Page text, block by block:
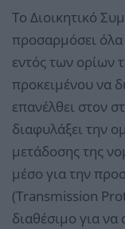
Το Διοικητικό
προσαρμόσει όλα
εντός των ορίων
προκειμένου να
επανέλθει στον
διαφυλάξει την
μετάδοσης της
μέσο για την
(Transmission
διαθέσιμο για να